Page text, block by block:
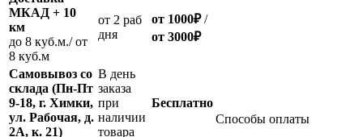
МКАД + 10
км
до 8 куб.м./ от
8 куб.м
oт 2 раб
дня
от 1000₽/
от 3000₽
Самовывоз со
склада (Пн-Пт
9-18, г. Химки,
ул. Рабочая, д.
2А, к. 21)
В день
заказа
при
наличии
товара
Бесплатно
Способы оплаты